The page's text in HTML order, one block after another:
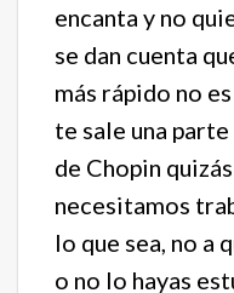
encanta y no
se dan cuenta
más rápido no
te sale una
de Chopin
necesitamos
lo que sea, no a
o no lo hayas